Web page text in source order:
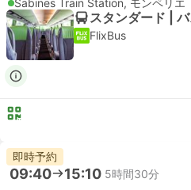
Sabines Train Station, モンペリエ
スタンダード |
FlixBus
即時予約
09:40 15:10 5時間30分